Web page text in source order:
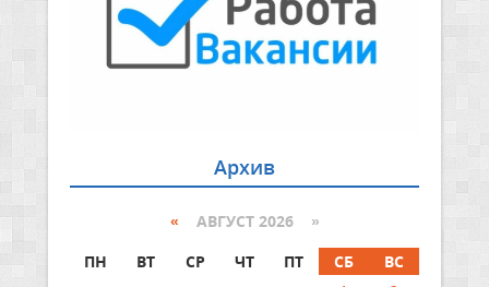
Архив
« АВГУСТ 2026 »
ПН
ВТ СР ЧТ ПТ СБ
ВС